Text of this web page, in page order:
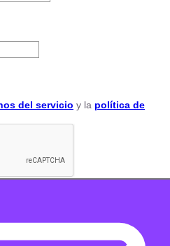
del servicio y la política de